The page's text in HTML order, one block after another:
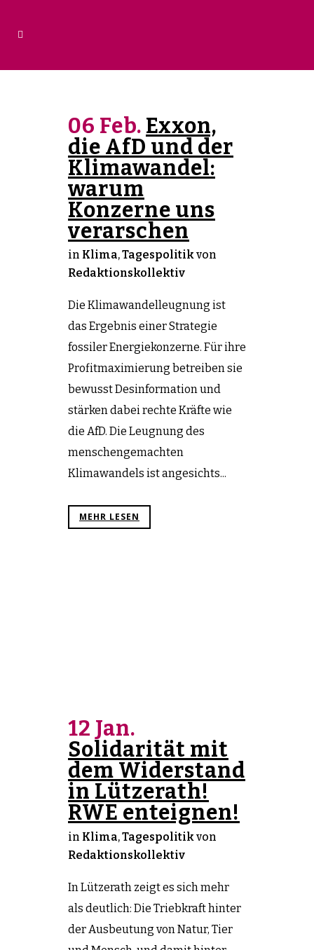
06 Feb. Exxon,
die AfD und der
Klimawandel:
warum
Konzerne uns
verarschen
in Klima,Tagespolitikvon
Redaktionskollektiv
Die Klimawandelleugnung ist
das Ergebnis einer Strategie
fossiler Energiekonzerne. Für ihre
Profitmaximierung betreiben sie
bewusst Desinformation und
stärken dabei rechte Kräfte wie
die AfD. Die Leugnung des
menschengemachten
Klimawandels ist angesichts...
MEHR LESEN
12 Jan.
Solidarität mit
dem Widerstand
in Lützerath!
RWE enteignen!
in Klima,Tagespolitik von
Redaktionskollektiv
In Lützerath zeigt es sich mehr
als deutlich: Die Triebkraft hinter
der Ausbeutung von Natur, Tier